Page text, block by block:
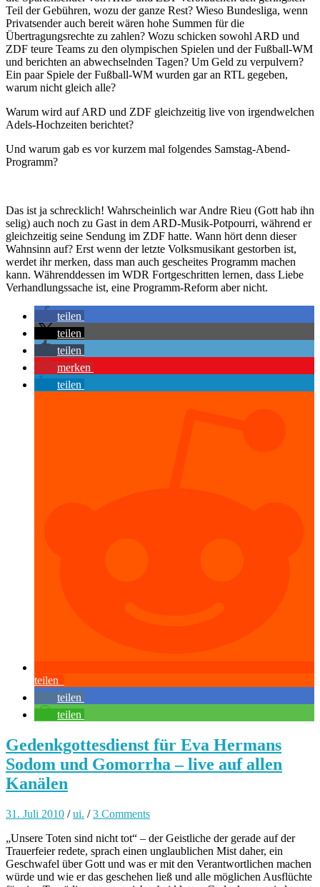
Teil der Gebühren, wozu der ganze Rest? Wieso Bundesliga, wenn
Privatsender auch bereit wären hohe Summen für die
Übertragungsrechte zu zahlen? Wozu schicken sowohl ARD und
ZDF teure Teams zu den olympischen Spielen und der Fußball-WM
und berichten an abwechselnden Tagen? Um Geld zu verpulvern?
Ein paar Spiele der Fußball-WM wurden gar an RTL gegeben,
warum nicht gleich alle?
Warum wird auf ARD und ZDF gleichzeitig live von irgendwelchen
Adels-Hochzeiten berichtet?
Und warum gab es vor kurzem mal folgendes Samstag-Abend-
Programm?
Das ist ja schrecklich! Wahrscheinlich war Andre Rieu (Gott hab ihn
selig) auch noch zu Gast in dem ARD-Musik-Potpourri, während er
gleichzeitig seine Sendung im ZDF hatte. Wann hört denn dieser
Wahnsinn auf? Erst wenn der letzte Volksmusikant gestorben ist,
werdet ihr merken, dass man auch gescheites Programm machen
kann. Währenddessen im WDR Fortgeschritten lernen, dass Liebe
Verhandlungssache ist, eine Programm-Reform aber nicht.
teilen
teilen
teilen
merken
teilen
teilen
teilen
teilen
Gedenkgottesdienst für Eva Hermans
Sodom und Gomorrha – live auf allen
Kanälen
31. Juli 2010 /ui. /3 Comments
„Unsere Toten sind nicht tot“ – der Geistliche der gerade auf der
Trauerfeier redete, sprach einen unglaublichen Mist daher, ein
Geschwafel über Gott und was er mit den Verantwortlichen machen
würde und wie er das geschehen ließ und alle möglichen Ausflüchte